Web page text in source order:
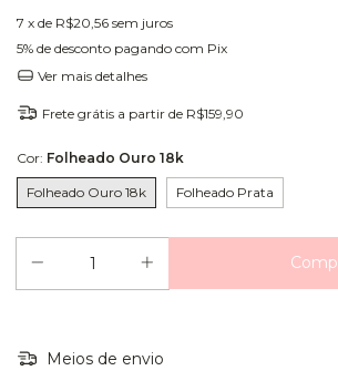
7 x de R$20,56 sem juros
5% de desconto pagando com Pix
Ver mais detalhes
Frete grátis a partir de R$159,90
Cor: Folheado Ouro 18k
Folheado Ouro 18k Folheado Prata
Meios de envio